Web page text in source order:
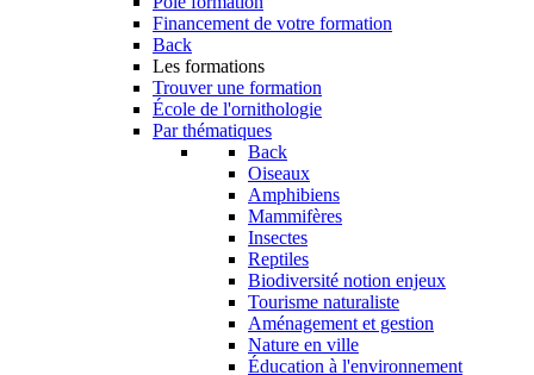
Financement de votre formation
Back
Les formations
Trouver une formation
École de l'ornithologie
Par thématiques
Back
Oiseaux
Amphibiens
Mammifères
Insectes
Reptiles
Biodiversité notion enjeux
Tourisme naturaliste
Aménagement et gestion
Nature en ville
Éducation à l'environnement